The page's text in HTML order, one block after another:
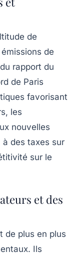
de
de
rapport du
de Paris
favorisant
les
nouvelles
à des taxes sur
sur le
et des
de plus en plus
Ils